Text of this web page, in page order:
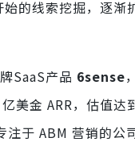
的线索挖掘，逐渐
SaaS产品 6sense
美金 ARR，估值达
注于 ABM 营销的公